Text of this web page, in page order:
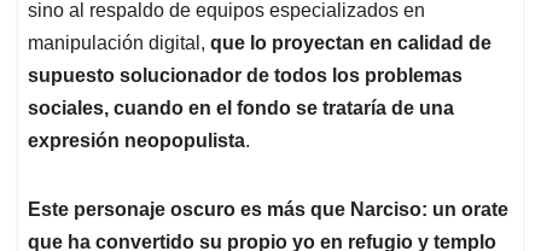
sino al respaldo de equipos especializados en
manipulación digital, que lo proyectan en calidad de
supuesto solucionador de todos los problemas
sociales, cuando en el fondo se trataría de una
expresión neopopulista.
Este personaje oscuro es más que Narciso: un orate
que ha convertido su propio yo en refugio y templo